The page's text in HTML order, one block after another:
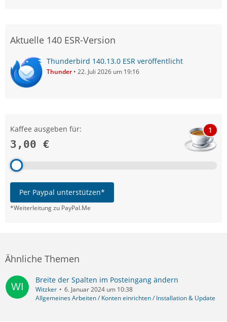
Aktuelle 140 ESR-Version
Thunderbird 140.13.0 ESR veröffentlicht
Thunder 22. Juli 2026 um 19:16
Kaffee ausgeben für:
3,00 €
1
Per Paypal unterstützen*
*Weiterleitung zu PayPal.Me
Ähnliche Themen
Breite der Spalten im Posteingang ändern
Witzker
6. Januar 2024 um 10:38
Allgemeines Arbeiten / Konten einrichten / Installation & Update